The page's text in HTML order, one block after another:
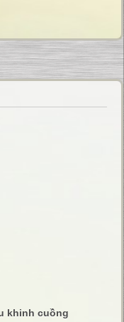
khinh cuồng